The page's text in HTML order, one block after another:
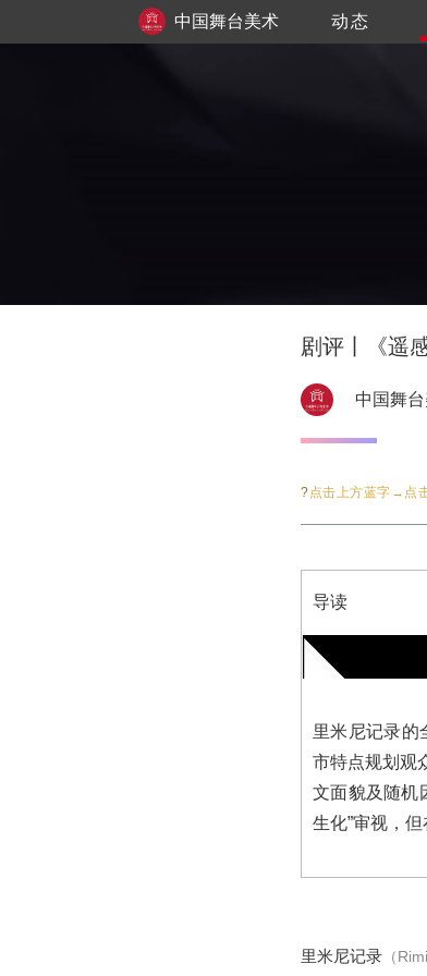
中国舞台美术 动态
剧评丨《遥
中国舞
?点击上方蓝字→点
导读
里米尼记录的
市特点规划观
文面貌及随机
生化”审视，
里米尼记录 （